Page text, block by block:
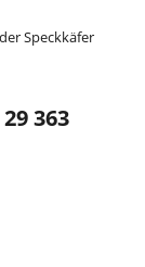
Speckkäfer
363